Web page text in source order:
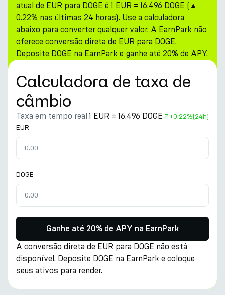
atual de EUR para DOGE é 1 EUR = 16.496 DOGE (▲
0.22% nas últimas 24 horas). Use a calculadora
abaixo para converter qualquer valor. A EarnPark não
oferece conversão direta de EUR para DOGE.
Deposite DOGE na EarnPark e ganhe até 20% de APY.
Calculadora de taxa de
câmbio
Taxa em tempo real 1 EUR = 16.496 DOGE +0.22%(24h)
EUR
DOGE
Ganhe até 20% de APY na EarnPark
A conversão direta de EUR para DOGE não está
disponível. Deposite DOGE na EarnPark e coloque
seus ativos para render.